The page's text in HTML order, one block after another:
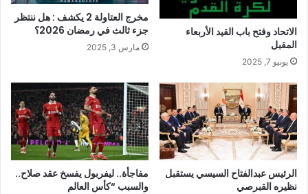
الاتحاد وفتح باب القيد الأربعاء
المقبل
يونيو 7, 2025
مخرج العتاولة 2 يكشف : هل ننتظر
جزء ثالث في رمضان 2026؟
مارس 3, 2025
الرئيس عبدالفتاح السيسي يستقبل
نظيره القبرصي
مفاجأة.. ليفربول يفسخ عقد صلاح..
والسبب “كأس العالم